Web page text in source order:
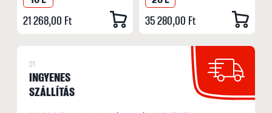
21 268,00 Ft 35 280,00 Ft
01
INGYENES
SZÁLLÍTÁS